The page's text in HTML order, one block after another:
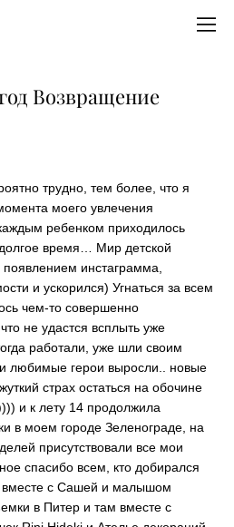
Возвращение
трудно, тем более, что я
моего увлечения
ребенком приходилось
время… Мир детской
инстаграмма,
и ускорился) Угнаться за всем
чем-то совершенно
не удастся всплыть уже
работали, уже шли своим
любимые герои выросли.. новые
страх остаться на обочине
и к лету 14 продолжила
в моем городе Зеленограде, на
присутствовали все мои
спасибо всем, кто добирался
с Сашей и малышом
в Питер и там вместе с